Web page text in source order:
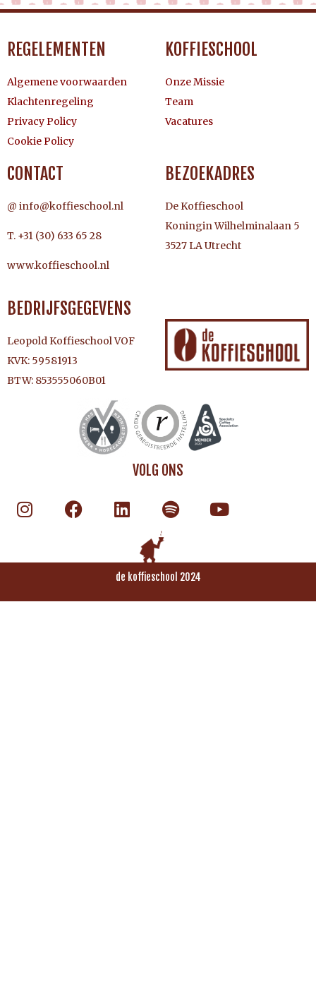
REGELEMENTEN
Algemene voorwaarden
Klachtenregeling
Privacy Policy
Cookie Policy
KOFFIESCHOOL
Onze Missie
Team
Vacatures
CONTACT
@ info@koffieschool.nl
T. +31 (30) 633 65 28
www.koffieschool.nl
BEZOEKADRES
De Koffieschool
Koningin Wilhelminalaan 5
3527 LA Utrecht
BEDRIJFSGEGEVENS
Leopold Koffieschool VOF
KVK: 59581913
BTW: 853555060B01
VOLG ONS
de koffieschool 2024